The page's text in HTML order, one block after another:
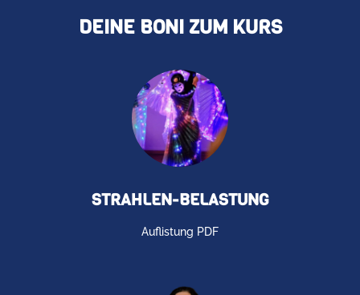
DEINE BONI ZUM KURS
STRAHLEN-BELASTUNG
Auflistung PDF